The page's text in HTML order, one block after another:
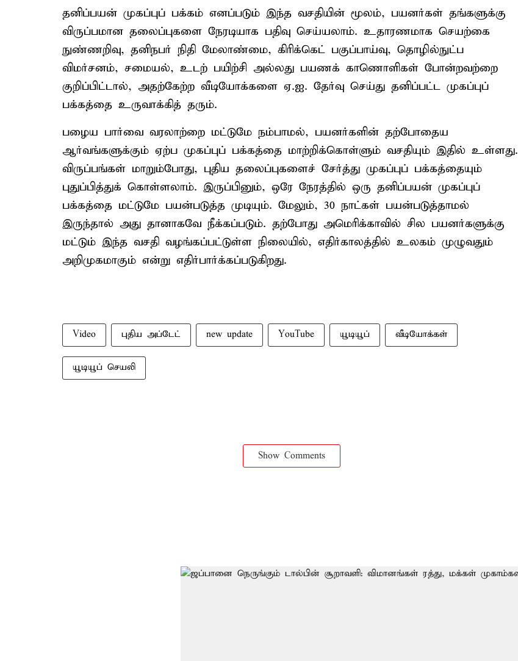
தனிப்பயன் முகப்புப் பக்கம் எனப்படும் இந்த வசதியின் மூலம், பயனர்கள் தங்களுக்கு
விருப்பமான தலைப்புகளை நேரடியாக பதிவு செய்யலாம். உதாரணமாக செயற்கை
நுண்ணறிவு, தனிநபர் நிதி மேலாண்மை, கிரிக்கெட் பகுப்பாய்வு, தொழில்நுட்ப
விமர்சனம், சமையல், உடற் பயிற்சி அல்லது பயணக் காணொளிகள் போன்றவற்றை
குறிப்பிட்டால், அதற்கேற்ற வீடியோக்களை ஏ.ஐ. தேர்வு செய்து தனிப்பட்ட முகப்புப்
பக்கத்தை உருவாக்கித் தரும்.
பழைய பார்வை வரலாற்றை மட்டுமே நம்பாமல், பயனர்களின் தற்போதைய
ஆர்வங்களுக்கும் ஏற்ப முகப்புப் பக்கத்தை மாற்றிக்கொள்ளும் வசதியும் இதில் உள்ளது.
விருப்பங்கள் மாறும்போது, புதிய தலைப்புகளைச் சேர்த்து முகப்புப் பக்கத்தையும்
புதுப்பித்துக் கொள்ளலாம். இருப்பினும், ஒரே நேரத்தில் ஒரு தனிப்பயன் முகப்புப்
பக்கத்தை மட்டுமே பயன்படுத்த முடியும். மேலும், 30 நாட்கள் பயன்படுத்தாமல்
இருந்தால் அது தானாகவே நீக்கப்படும். தற்போது அமெரிக்காவில் சில பயனர்களுக்கு
மட்டும் இந்த வசதி வழங்கப்பட்டுள்ள நிலையில், எதிர்காலத்தில் உலகம் முழுவதும்
அறிமுகமாகும் என்று எதிர்பார்க்கப்படுகிறது.
Video புதிய அப்டேட் new update YouTube யூடியூப் வீடியோக்கள்
யூடியூப் செயலி
Show Comments